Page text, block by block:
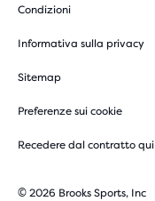
Condizioni
Informativa sulla privacy
Sitemap
Preferenze sui cookie
Recedere dal contratto qui
© 2026 Brooks Sports, Inc